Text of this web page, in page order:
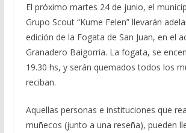
El próximo martes 24 de junio, el
Grupo Scout “Kume Felen” llevarán
edición de la Fogata de San Juan, en el
Granadero Baigorria. La fogata, se
19.30 hs, y serán quemados todos los
reciban.
Aquellas personas e instituciones que
muñecos (junto a una reseña), pueden